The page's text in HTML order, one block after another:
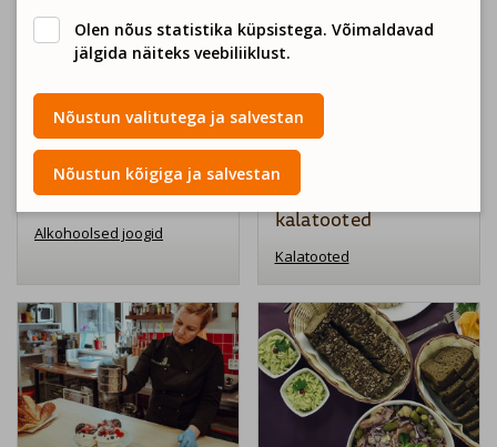
Olen nõus statistika küpsistega. Võimaldavad
jälgida näiteks veebiliiklust.
Nõustun valitutega ja salvestan
Nõustun kõigiga ja salvestan
Purtse Pruulikoda
Alkohoolsed joogid
Martin Vavere
kalatooted
Kalatooted